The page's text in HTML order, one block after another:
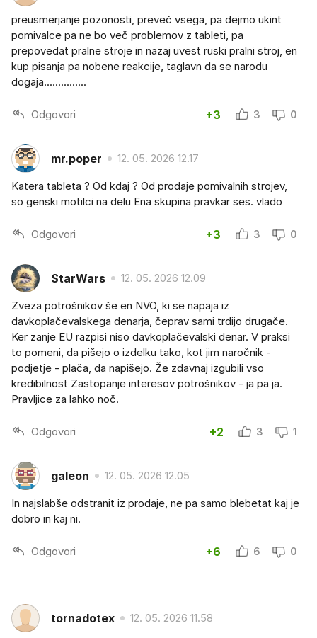
preusmerjanje pozonosti, preveč vsega, pa dejmo ukint
pomivalce pa ne bo več problemov z tableti, pa
prepovedat pralne stroje in nazaj uvest ruski pralni stroj, en
kup pisanja pa nobene reakcije, taglavn da se narodu
dogaja...............
Odgovori +3 3 0
mr.poper 12. 05. 2026 12.17
Katera tableta ? Od kdaj ? Od prodaje pomivalnih strojev,
so genski motilci na delu Ena skupina pravkar ses. vlado
Odgovori +3 3 0
StarWars 12. 05. 2026 12.09
Zveza potrošnikov še en NVO, ki se napaja iz
davkoplačevalskega denarja, čeprav sami trdijo drugače.
Ker zanje EU razpisi niso davkoplačevalski denar. V praksi
to pomeni, da pišejo o izdelku tako, kot jim naročnik -
podjetje - plača, da napišejo. Že zdavnaj izgubili vso
kredibilnost Zastopanje interesov potrošnikov - ja pa ja.
Pravljice za lahko noč.
Odgovori +2 3 1
galeon 12. 05. 2026 12.05
In najslabše odstranit iz prodaje, ne pa samo blebetat kaj je
dobro in kaj ni.
Odgovori +6 6 0
tornadotex 12. 05. 2026 11.58